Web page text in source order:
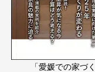
「愛媛での家づ